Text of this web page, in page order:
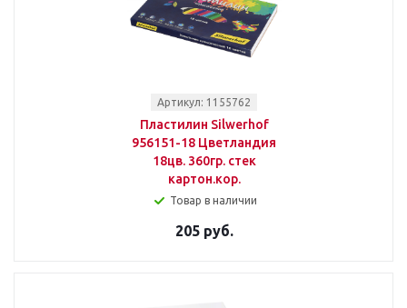
Артикул: 1155762
Пластилин Silwerhof
956151-18 Цветландия
18цв. 360гр. стек
картон.кор.
Товар в наличии
205 руб.